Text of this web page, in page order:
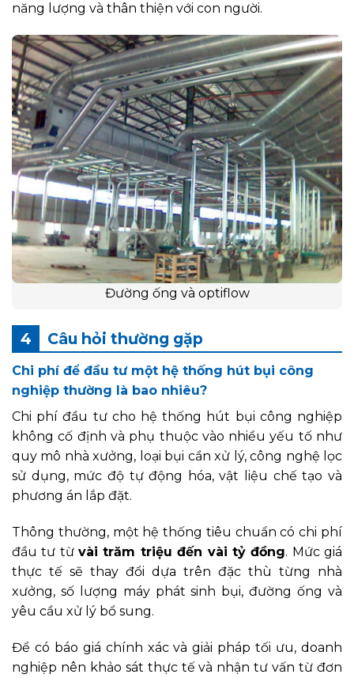
năng lượng và thân thiện với con người.
Đường ống và optiflow
Câu hỏi thường gặp
Chi phí để đầu tư một hệ thống hút bụi công
nghiệp thường là bao nhiêu?
Chi phí đầu tư cho hệ thống hút bụi công nghiệp
không cố định và phụ thuộc vào nhiều yếu tố như
quy mô nhà xưởng, loại bụi cần xử lý, công nghệ lọc
sử dụng, mức độ tự động hóa, vật liệu chế tạo và
phương án lắp đặt.
Thông thường, một hệ thống tiêu chuẩn có chi phí
đầu tư từvài trăm triệu đến vài tỷ đồng. Mức giá
thực tế sẽ thay đổi dựa trên đặc thù từng nhà
xưởng, số lượng máy phát sinh bụi, đường ống và
yêu cầu xử lý bổ sung.
Để có báo giá chính xác và giải pháp tối ưu, doanh
nghiệp nên khảo sát thực tế và nhận tư vấn từ đơn